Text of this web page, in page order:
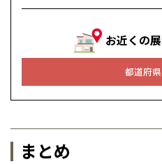
お近くの
都道府
まとめ